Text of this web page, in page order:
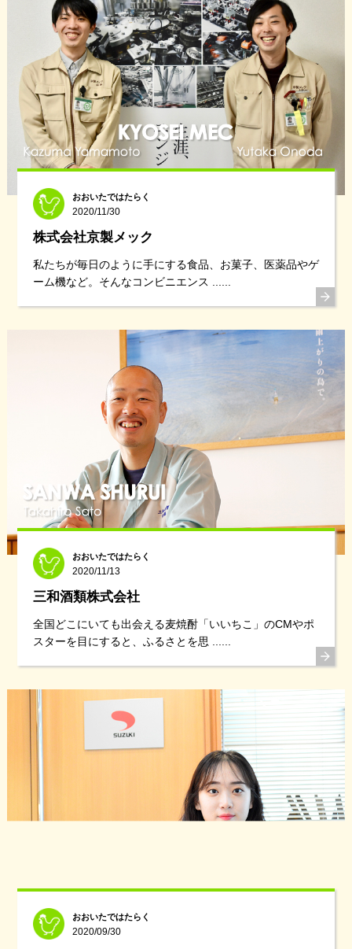
おおいたではたらく
2020/11/30
株式会社京製メック
私たちが毎日のように手にする食品、お菓子、医薬品やゲ
ーム機など。そんなコンビニエンス ......
おおいたではたらく
2020/11/13
三和酒類株式会社
全国どこにいても出会える麦焼酎「いいちこ」のCMやポ
スターを目にすると、ふるさとを思 ......
おおいたではたらく
2020/09/30